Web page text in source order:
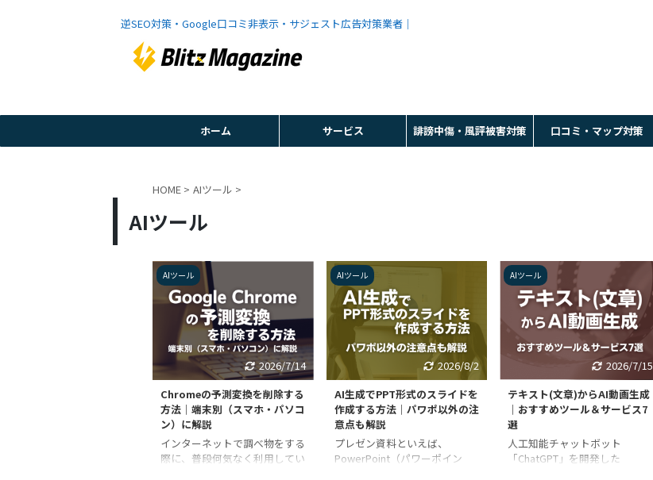
逆SEO対策・Google口コミ非表示・サジェスト広告対策業者｜
ホーム サービス 誹謗中傷・風評被害対策 口コミ・マップ対策
HOME > AIツール >
AIツール
AIツール
2026/7/14
Chromeの予測変換を削除する
方法｜端末別（スマホ・パソコ
ン）に解説
インターネットで調べ物をする
際に、普段何気なく利用してい
AIツール
2026/8/2
AI生成でPPT形式のスライドを
作成する方法｜パワポ以外の注
意点も解説
プレゼン資料といえば、
PowerPoint（パワーポイン
AIツール
2026/7/15
テキスト(文章)からAI動画生成
｜おすすめツール＆サービス7
選
人工知能チャットボット
「ChatGPT」を開発した